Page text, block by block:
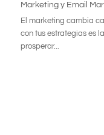
Marketing y Email
El marketing cambia
con tus estrategias es
prosperar...